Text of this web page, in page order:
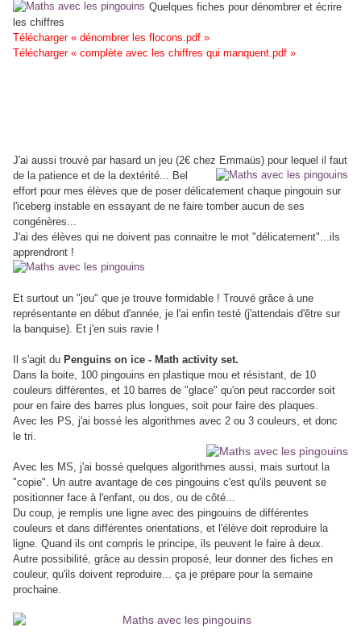
Quelques fiches pour dénombrer et écrire
les chiffres
Télécharger « dénombrer les flocons.pdf »
Télécharger « complète avec les chiffres qui manquent.pdf »
J'ai aussi trouvé par hasard un jeu (2€ chez Emmaüs) pour lequel il faut
de la patience et de la dextérité... Bel
effort pour mes élèves que de poser délicatement chaque pingouin sur
l'iceberg instable en essayant de ne faire tomber aucun de ses
congénères...
J'ai des élèves qui ne doivent pas connaitre le mot "délicatement"...ils
apprendront !
Et surtout un "jeu" que je trouve formidable ! Trouvé grâce à une
représentante en début d'année, je l'ai enfin testé (j'attendais d'être sur
la banquise). Et j'en suis ravie !
Il s'agit du Penguins on ice - Math activity set.
Dans la boite, 100 pingouins en plastique mou et résistant, de 10
couleurs différentes, et 10 barres de "glace" qu'on peut raccorder soit
pour en faire des barres plus longues, soit pour faire des plaques.
Avec les PS, j'ai bossé les algorithmes avec 2 ou 3 couleurs, et donc
le tri.
Avec les MS, j'ai bossé quelques algorithmes aussi, mais surtout la
"copie". Un autre avantage de ces pingouins c'est qu'ils peuvent se
positionner face à l'enfant, ou dos, ou de côté...
Du coup, je remplis une ligne avec des pingouins de différentes
couleurs et dans différentes orientations, et l'élève doit reproduire la
ligne. Quand ils ont compris le principe, ils peuvent le faire à deux.
Autre possibilité, grâce au dessin proposé, leur donner des fiches en
couleur, qu'ils doivent reproduire... ça je prépare pour la semaine
prochaine.